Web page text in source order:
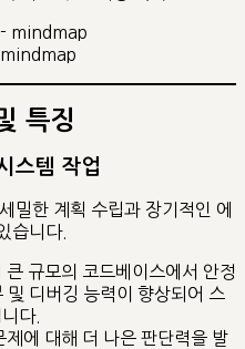
특징
스템 작업
밀한 계획 수립과 장기적인 에
습니다.
큰 규모의 코드베이스에서 안정
디버깅 능력이 향상되어 스
다.
제에 대해 더 나은 판단력을 발